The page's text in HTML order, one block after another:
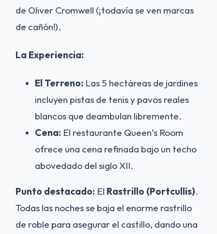
de Oliver Cromwell (¡todavía se ven marcas
de cañón!).
La Experiencia:
El Terreno: Las 5 hectáreas de jardines
incluyen pistas de tenis y pavos reales
blancos que deambulan libremente.
Cena: El restaurante Queen’s Room
ofrece una cena refinada bajo un techo
abovedado del siglo XII.
Punto destacado: El Rastrillo (Portcullis).
Todas las noches se baja el enorme rastrillo
de roble para asegurar el castillo, dando una